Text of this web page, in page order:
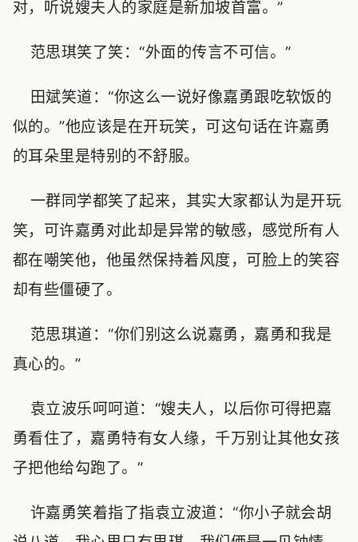
对，听说嫂夫人的家庭是新加坡首富。”
范思琪笑了笑：“外面的传言不可信。”
田斌笑道：“你这么一说好像嘉勇跟吃软饭的
似的。”他应该是在开玩笑，可这句话在许嘉勇
的耳朵里是特别的不舒服。
一群同学都笑了起来，其实大家都认为是开玩
笑，可许嘉勇对此却是异常的敏感，感觉所有人
都在嘲笑他，他虽然保持着风度，可脸上的笑容
却有些僵硬了。
范思琪道：“你们别这么说嘉勇，嘉勇和我是
真心的。”
袁立波乐呵呵道：“嫂夫人，以后你可得把嘉
勇看住了，嘉勇特有女人缘，千万别让其他女孩
子把他给勾跑了。”
许嘉勇笑着指了指袁立波道：“你小子就会胡